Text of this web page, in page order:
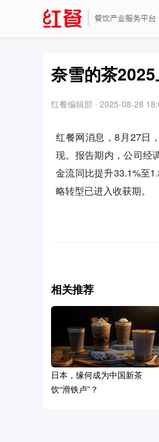
奈雪的茶
红餐编辑部 · 2025-08-28
红餐网消息，8月27日
现。报告期内，公司经
金流同比提升33.1%至
略转型已进入收获期。
相关推荐
日本，缘何成为中国新茶
饮“滑铁卢”？